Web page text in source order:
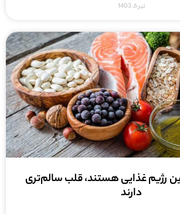
تیر 6, 1403
رژیم غذایی هستند، قلب سالم‌تری
دارند